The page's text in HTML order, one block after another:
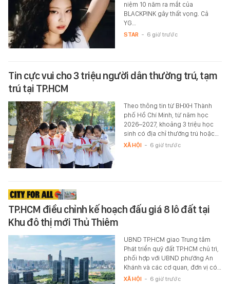
niệm 10 năm ra mắt của
BLACKPINK gây thất vọng. Cả
YG…
STAR - 6 giờ trước
Tin cực vui cho 3 triệu người dân thường trú, tạm
trú tại TP.HCM
Theo thông tin từ BHXH Thành
phố Hồ Chí Minh, từ năm học
2026–2027, khoảng 3 triệu học
sinh có địa chỉ thường trú hoặc…
XÃ HỘI - 6 giờ trước
TP.HCM điều chỉnh kế hoạch đấu giá 8 lô đất tại
Khu đô thị mới Thủ Thiêm
UBND TP.HCM giao Trung tâm
Phát triển quỹ đất TP.HCM chủ trì,
phối hợp với UBND phường An
Khánh và các cơ quan, đơn vị có…
XÃ HỘI - 6 giờ trước